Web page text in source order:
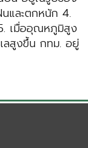
นและตกหนัก 4.
เมื่ออุณหภูมิสูง
เลสูงขึ้น กทม. อยู่